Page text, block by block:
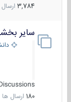
3,784 ارسال ها
سایر
180 ارسال ها